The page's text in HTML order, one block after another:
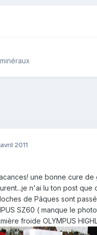
2011
une bonne cure
n'ai lu ton post que
de Pâques sont
SZ60 ( manque le
froide OLYMPUS